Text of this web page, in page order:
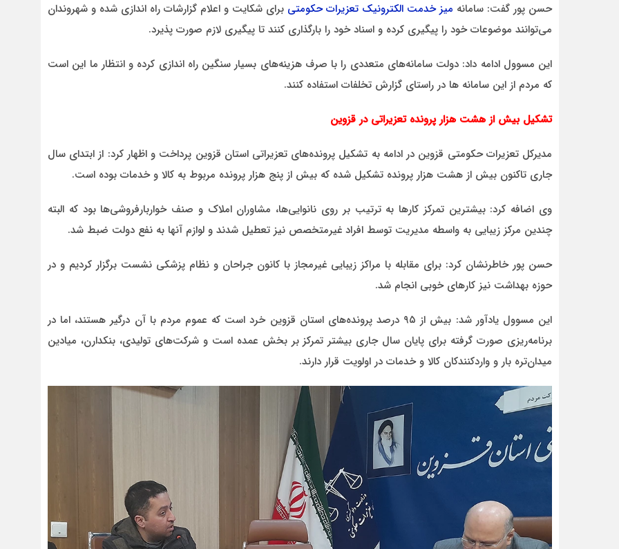
حسن پور گفت: سامانه میز خدمت الکترونیک تعزیرات حکومتی برای شکایت و اعلام گزارشات راه اندازی شده و شهروندان
می‌توانند موضوعات خود را پیگیری کرده و اسناد خود را بارگذاری کنند تا پیگیری لازم صورت پذیرد.
این مسوول ادامه داد: دولت سامانه‌های متعددی را با صرف هزینه‌های بسیار سنگین راه اندازی کرده و انتظار ما این است
که مردم از این سامانه ها در راستای گزارش تخلفات استفاده کنند.
تشکیل بیش از هشت هزار پرونده تعزیراتی در قزوین
مدیرکل تعزیرات حکومتی قزوین در ادامه به تشکیل پرونده‌های تعزیراتی استان قزوین پرداخت و اظهار کرد: از ابتدای سال
جاری تاکنون بیش از هشت هزار پرونده تشکیل شده که بیش از پنج هزار پرونده مربوط به کالا و خدمات بوده است.
وی اضافه کرد: بیشترین تمرکز کارها به ترتیب بر روی نانوایی‌ها، مشاوران املاک و صنف خواربارفروشی‌ها بود که البته
چندین مرکز زیبایی به واسطه مدیریت توسط افراد غیرمتخصص نیز تعطیل شدند و لوازم آنها به نفع دولت ضبط شد.
حسن پور خاطرنشان کرد: برای مقابله با مراکز زیبایی غیرمجاز با کانون جراحان و نظام پزشکی نشست برگزار کردیم و در
حوزه بهداشت نیز کارهای خوبی انجام شد.
این مسوول یادآور شد: بیش از ۹۵ درصد پرونده‌های استان قزوین خرد است که عموم مردم با آن درگیر هستند، اما در
برنامه‌ریزی صورت گرفته برای پایان سال جاری بیشتر تمرکز بر بخش عمده است و شرکت‌های تولیدی، بنکدارن، میادین
میدان‌تره بار و واردکنندکان کالا و خدمات در اولویت قرار دارند.